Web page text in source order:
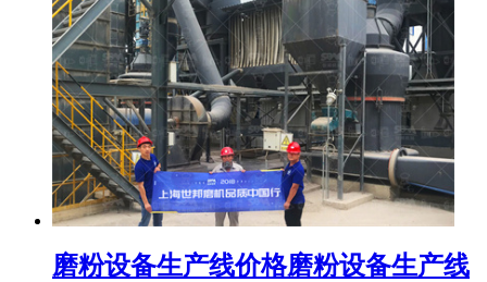
磨粉设备生产线价格磨粉设备生产线